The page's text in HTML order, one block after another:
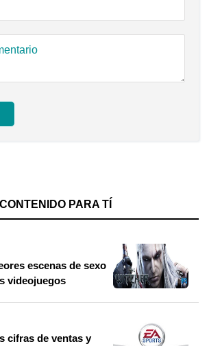
CONTENIDO PARA TÍ
escenas de sexo
videojuegos
cifras de ventas y